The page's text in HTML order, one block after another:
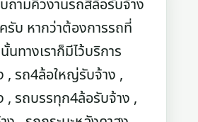
มคิวงานรถสี่ล้อรับจ้าง
รับ หากว่าต้องการรถที่
นทางเราก็มีไว้บริการ
, รถ4ล้อใหญ่รับจ้าง ,
, รถบรรทุก4ล้อรับจ้าง ,